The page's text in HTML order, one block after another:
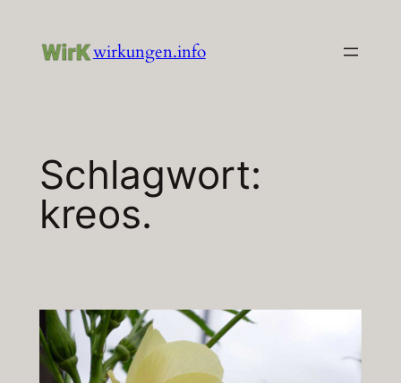
Inhalt
wirkungen.info
Schlagwort:
kreos.